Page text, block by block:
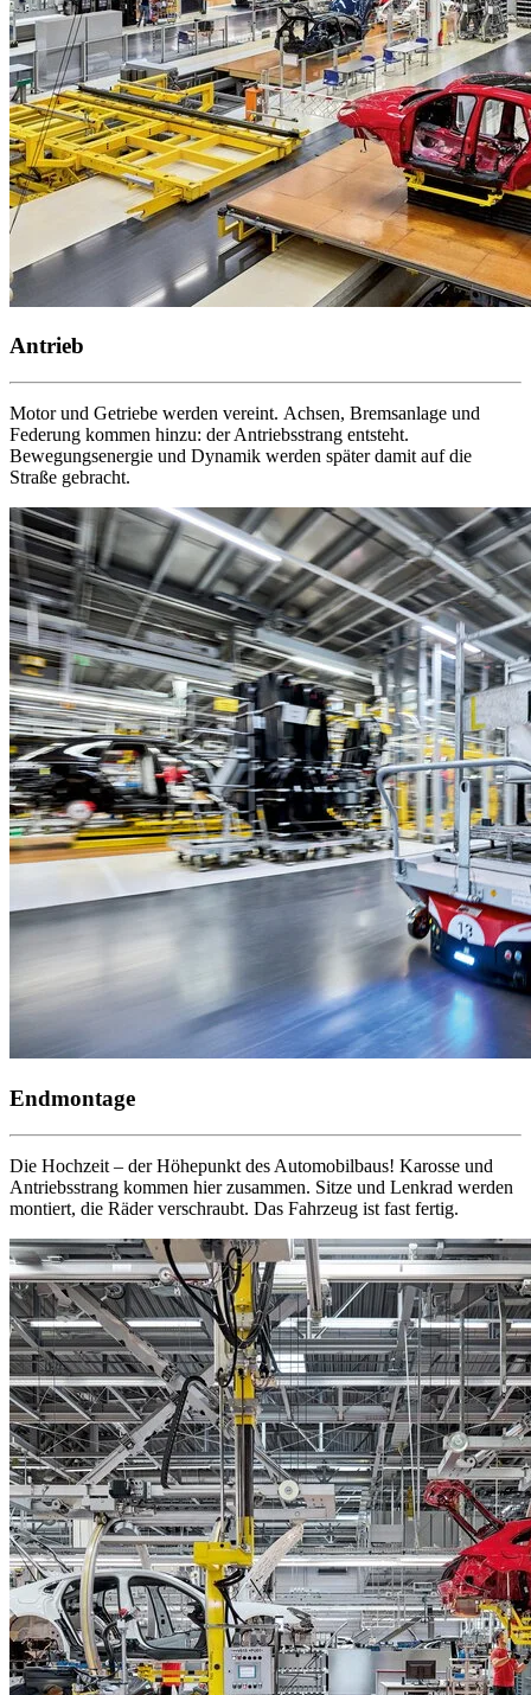
Antrieb
Motor und Getriebe werden vereint. Achsen, Bremsanlage und
Federung kommen hinzu: der Antriebsstrang entsteht.
Bewegungsenergie und Dynamik werden später damit auf die
Straße gebracht.
Endmontage
Die Hochzeit – der Höhepunkt des Automobilbaus! Karosse und
Antriebsstrang kommen hier zusammen. Sitze und Lenkrad werden
montiert, die Räder verschraubt. Das Fahrzeug ist fast fertig.